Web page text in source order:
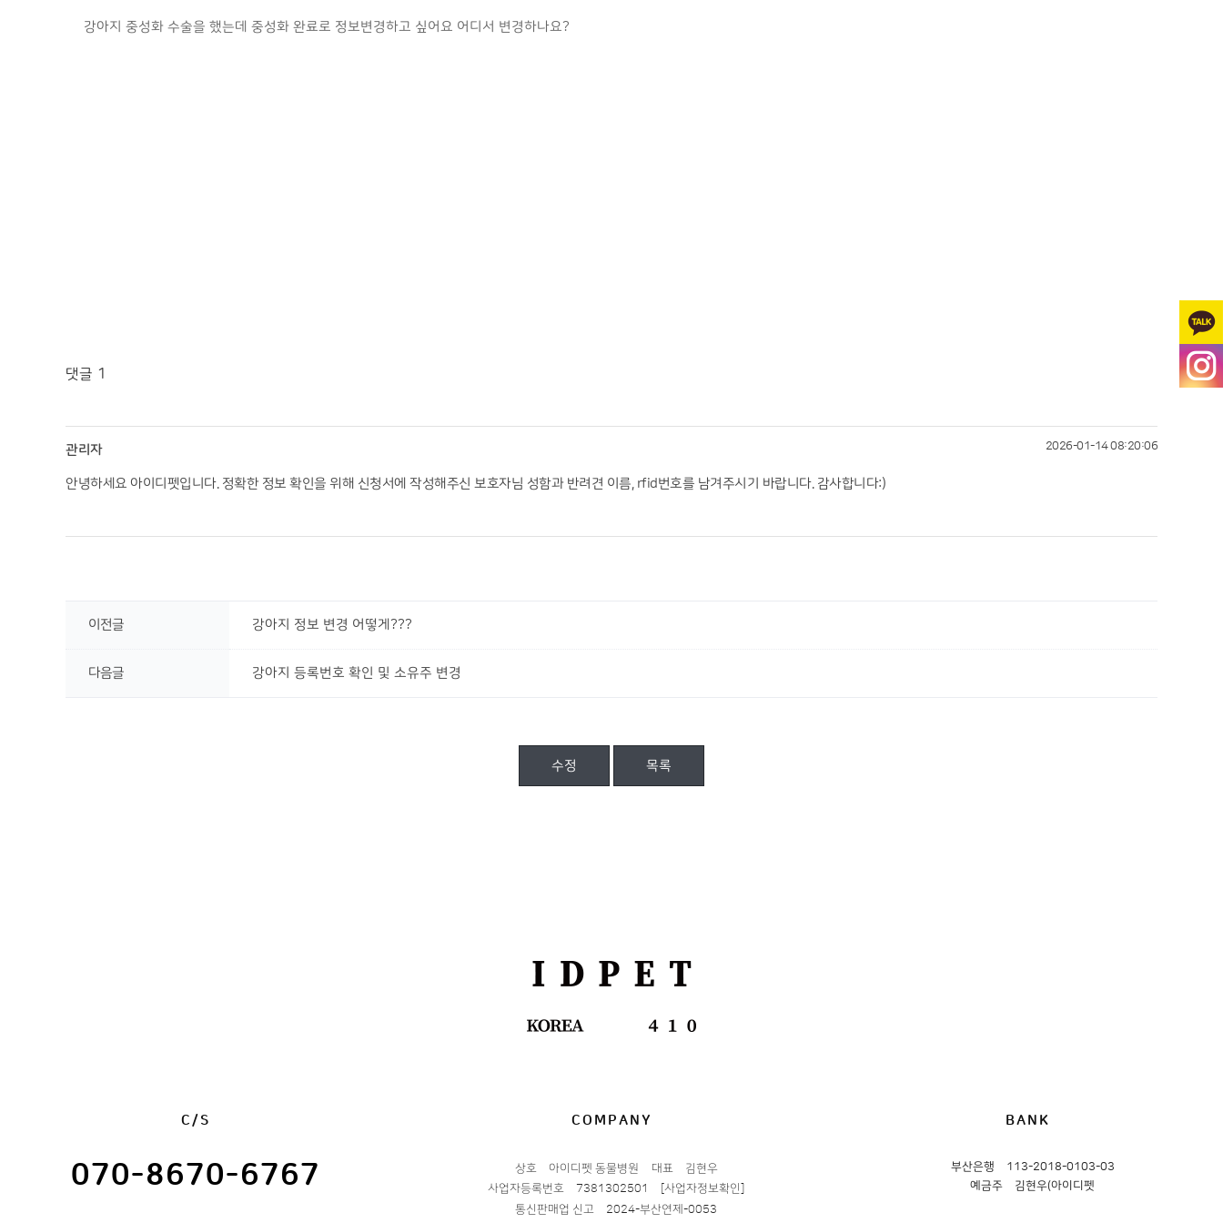
강아지 중성화 수술을 했는데 중성화 완료로 정보변경하고 싶어요 어디서 변경하나요?
댓글 1
관리자 2026-01-14 08:20:06
안녕하세요 아이디펫입니다. 정확한 정보 확인을 위해 신청서에 작성해주신 보호자님 성함과 반려견 이름, rfid번호를 남겨주시기 바랍니다. 감사합니다:)
이전글 강아지 정보 변경 어떻게???
다음글 강아지 등록번호 확인 및 소유주 변경
수정 목록
C/S
070-8670-6767
COMPANY
상호 아이디펫 동물병원 대표
김현우
사업자등록번호
7381302501
[사업자정보확인]
통신판매업 신고
2024-부산연제-0053
BANK
부산은행
113-2018-0103-03
예금주
김현우(아이디펫